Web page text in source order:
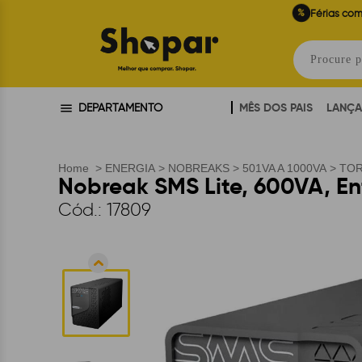
% Férias
DEPARTAMENTO MÊS DOS PAIS
Home > ENERGIA > NOBREAKS > 501VA A 1000VA >
Nobreak SMS Lite, 600VA,
Cód.: 17809